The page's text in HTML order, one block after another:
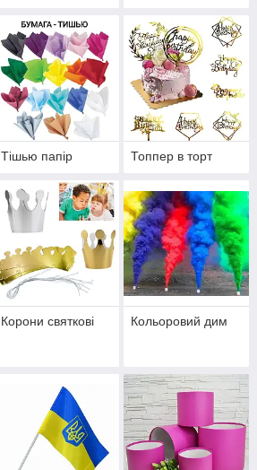
Тішью папір Топпер в торт
Корони святкові Кольоровий дим